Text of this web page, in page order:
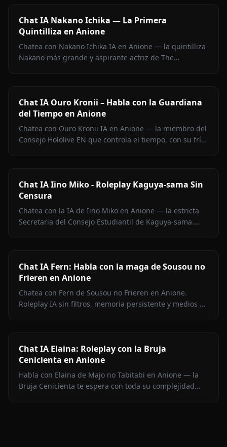
Chat IA Nakano Ichika — La Primera
Quintilliza en Anione
Chatea con Nakano Ichika IA en Anione — la quintilliza
Nakano más grande y aspirante actriz de The
Chat IA Ouro Kronii – Habla con la Guardiana
del Tiempo en Anione
Chatea con Ouro Kronii IA en Anione — la miembro del
Consejo Hololive EN que controla el tiempo, con su frío
Chat IA Iino Miko - Roleplay Kaguya-sama Sin
Censura
Chatea con la IA de Iino Miko en Anione — la estricta
Secretaria del Consejo Estudiantil de Kaguya-sama.
Chat IA Fern: Habla con la maga de Sousou no
Frieren en Anione
Chatea con Fern de Sousou no Frieren en Anione.
Roleplay IA sin filtros, memoria persistente y medios en
Chat IA Elaina: Roleplay con la Bruja
Cenicienta en Anione
Habla con Elaina de Majo no Tabitabi en Anione — la
Bruja Cenicienta te espera con toda su complejidad